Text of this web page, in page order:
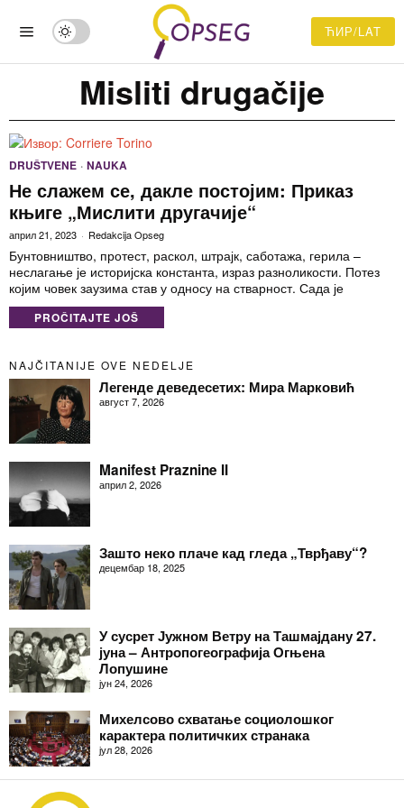
ЋИР/LAT
Misliti drugačije
DRUŠTVENE · NAUKA
Не слажем се, дакле постојим: Приказ
књиге „Мислити другачије“
април 21, 2023 Redakcija Opseg
Бунтовништво, протест, раскол, штрајк, саботажа, герила –
неслагање је историјска константа, израз разноликости. Потез
којим човек заузима став у односу на стварност. Сада је
PROČITAJTE JOŠ
NAJČITANIJE OVE NEDELJE
Легенде деведесетих: Мира Марковић
август 7, 2026
Manifest Praznine II
април 2, 2026
Зашто неко плаче кад гледа „Тврђаву“?
децембар 18, 2025
У сусрет Јужном Ветру на Ташмајдану 27.
јуна – Антропогеографија Огњена
Лопушине
јун 24, 2026
Михелсово схватање социолошког
карактера политичких странака
јул 28, 2026